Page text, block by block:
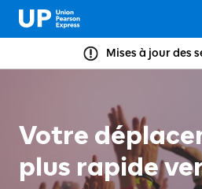
Mises à jour des
Votre
plus rapide